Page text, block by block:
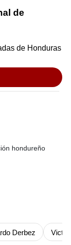
de
de Honduras
hondureño
Derbez